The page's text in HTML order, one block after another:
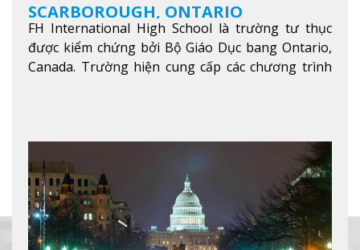
SCARBOROUGH, ONTARIO
FH International High School là trường tư thục
được kiểm chứng bởi Bộ Giáo Dục bang Ontario,
Canada. Trường hiện cung cấp các chương trình
nhanh chóng môi trường học tại Canada.Xem
thêm